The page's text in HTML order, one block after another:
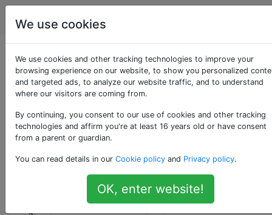
Programmierung
Wie sende ich eine
Push-
Benachrichtigung an
den Webbrowser?
Ich habe in den letzten Stunden über die
Push-Benachrichtigungs-APIund die
We use cookies
We use cookies and other tracking technologies to improve your
browsing experience on our website, to show you personalized
and targeted ads, to analyze our website traffic, and to understand
where our visitors are coming from.
By continuing, you consent to our use of cookies and other tracking
technologies and affirm you're at least 16 years old or have consent
from a parent or guardian.
You can read details in our Cookie policy and Privacy policy.
OK, enter website!